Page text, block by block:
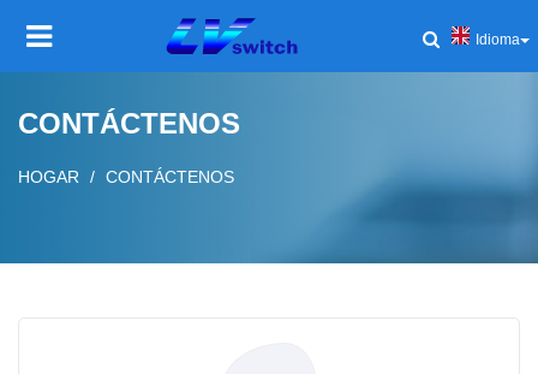
Idioma
PRODUCTO
CONTÁCTENOS
HOGAR CONTÁCTENOS